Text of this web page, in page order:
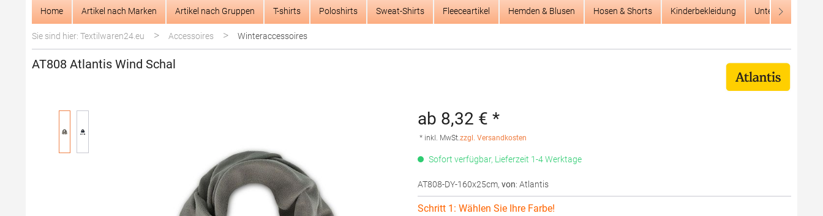
Home Artikel nach Marken Artikel nach Gruppen T-shirts Poloshirts Sweat-Shirts Fleeceartikel Hemden & Blusen Hosen & Shorts Kinderbekleidung Unterwäsche
Sie sind hier: Textilwaren24.eu > Accessoires > Winteraccessoires
AT808 Atlantis Wind Schal
ab 8,32 € *
* inkl. MwSt.zzgl. Versandkosten
Sofort verfügbar, Lieferzeit 1-4 Werktage
AT808-DY-160x25cm, von: Atlantis
Schritt 1: Wählen Sie Ihre Farbe!